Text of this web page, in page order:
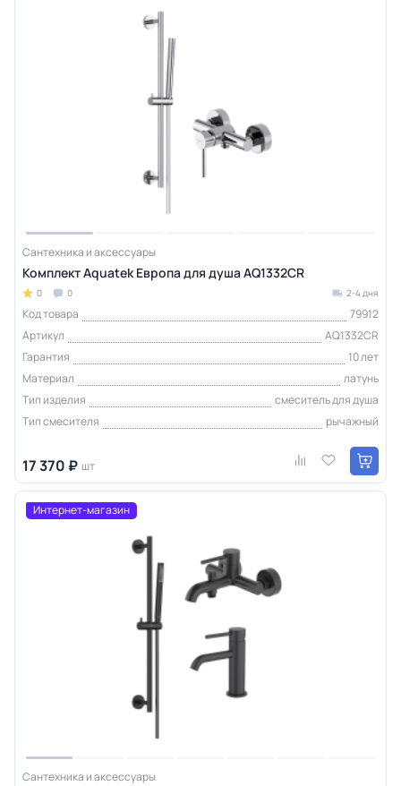
Сантехника и аксессуары
Комплект Aquatek Европа для душа AQ1332CR
0 0 2-4 дня
Код товара
79912
Артикул
AQ1332CR
Гарантия
10 лет
Материал
латунь
Тип изделия
смеситель для душа
Тип смесителя
рычажный
17 370 ₽ шт
Интернет-магазин
Сантехника и аксессуары